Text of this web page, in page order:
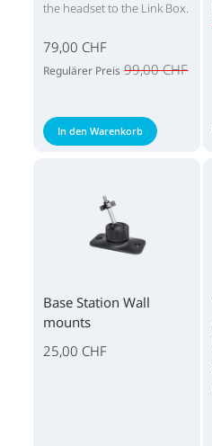
the headset to the Link Box.
79,00 CHF
Regulärer Preis 99,00 CHF
In den Warenkorb
Base Station Wall
mounts
25,00 CHF